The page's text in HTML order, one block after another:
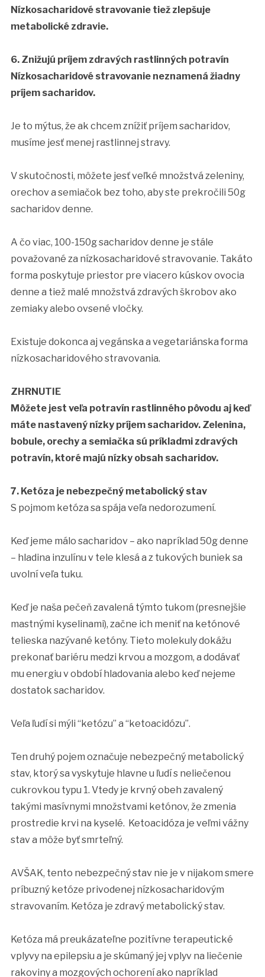
Nízkosacharidové stravovanie tiež zlepšuje
metabolické zdravie.
6. Znižujú príjem zdravých rastlinných potravín
Nízkosacharidové stravovanie neznamená žiadny
príjem sacharidov.
Je to mýtus, že ak chcem znížiť príjem sacharidov,
musíme jesť menej rastlinnej stravy.
V skutočnosti, môžete jesť veľké množstvá zeleniny,
orechov a semiačok bez toho, aby ste prekročili 50g
sacharidov denne.
A čo viac, 100-150g sacharidov denne je stále
považované za nízkosacharidové stravovanie. Takáto
forma poskytuje priestor pre viacero kúskov ovocia
denne a tiež malé množstvá zdravých škrobov ako
zemiaky alebo ovsené vločky.
Existuje dokonca aj vegánska a vegetariánska forma
nízkosacharidového stravovania.
ZHRNUTIE
Môžete jest veľa potravín rastlinného pôvodu aj keď
máte nastavený nízky príjem sacharidov. Zelenina,
bobule, orechy a semiačka sú príkladmi zdravých
potravín, ktoré majú nízky obsah sacharidov.
7. Ketóza je nebezpečný metabolický stav
S pojmom ketóza sa spája veľa nedorozumení.
Keď jeme málo sacharidov – ako napríklad 50g denne
– hladina inzulínu v tele klesá a z tukových buniek sa
uvolní veľa tuku.
Keď je naša pečeň zavalená týmto tukom (presnejšie
mastnými kyselinami), začne ich meniť na ketónové
telieska nazývané ketóny. Tieto molekuly dokážu
prekonať bariéru medzi krvou a mozgom, a dodávať
mu energiu v období hladovania alebo keď nejeme
dostatok sacharidov.
Veľa ľudí si mýli “ketózu” a “ketoacidózu”.
Ten druhý pojem označuje nebezpečný metabolický
stav, ktorý sa vyskytuje hlavne u ľudí s neliečenou
cukrovkou typu 1. Vtedy je krvný obeh zavalený
takými masívnymi množstvami ketónov, že zmenia
prostredie krvi na kyselé. Ketoacidóza je veľmi vážny
stav a môže byť smrteľný.
AVŠAK, tento nebezpečný stav nie je v nijakom smere
príbuzný ketóze privodenej nízkosacharidovým
stravovaním. Ketóza je zdravý metabolický stav.
Ketóza má preukázateľne pozitívne terapeutické
vplyvy na epilepsiu a je skúmaný jej vplyv na liečenie
rakoviny a mozgových ochorení ako napríklad